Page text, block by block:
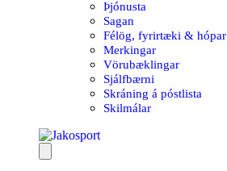
Þjónusta
Sagan
Félög, fyrirtæki & hópar
Merkingar
Vörubæklingar
Sjálfbærni
Skráning á póstlista
Skilmálar